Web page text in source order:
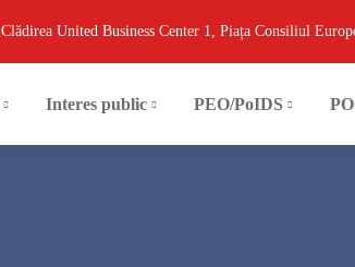
Clădirea United Business Center 1, Piața Consiliul
Interes public PEO/PoIDS